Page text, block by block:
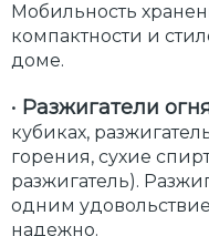
Мобильность
компактности и
доме.
• Разжигатели
кубиках,
горения, сухие
разжигатель).
одним
надежно.